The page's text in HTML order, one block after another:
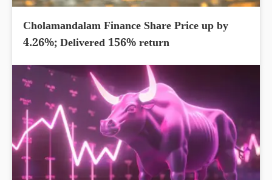
Cholamandalam Finance Share Price up by
4.26%; Delivered 156% return